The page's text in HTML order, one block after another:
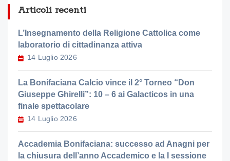
Articoli recenti
L’Insegnamento della Religione Cattolica come
laboratorio di cittadinanza attiva
14 Luglio 2026
La Bonifaciana Calcio vince il 2° Torneo “Don
Giuseppe Ghirelli”: 10 – 6 ai Galacticos in una
finale spettacolare
14 Luglio 2026
Accademia Bonifaciana: successo ad Anagni per
la chiusura dell’anno Accademico e la I sessione